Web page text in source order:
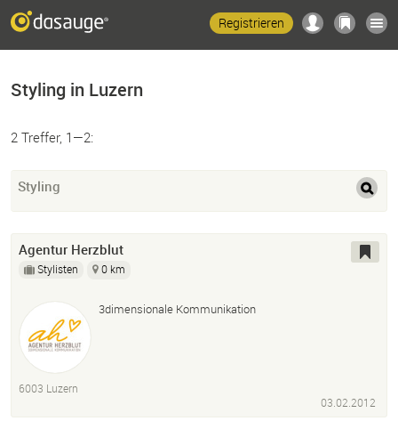
Registrieren
Styling in Luzern
2 Treffer, 1—2:
Styling
Agentur Herzblut
Stylisten 0 km
3dimensionale Kommunikation
6003 Luzern
03.02.2012